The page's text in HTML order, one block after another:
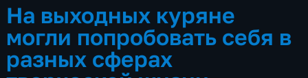
На выходных куряне
могли попробовать себя в
разных сферах